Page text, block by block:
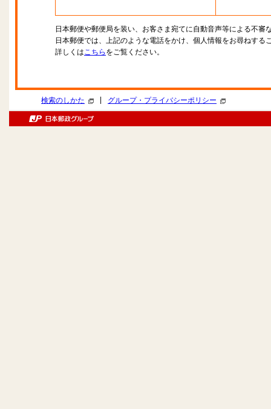
日本郵便や郵便局を装い、お客さま宛てに自動音声等による不審
日本郵便では、上記のような電話をかけ、個人情報をお尋ねする
詳しくはこちら をご覧ください。
検索のしかた グループ・プライバシーポリシー